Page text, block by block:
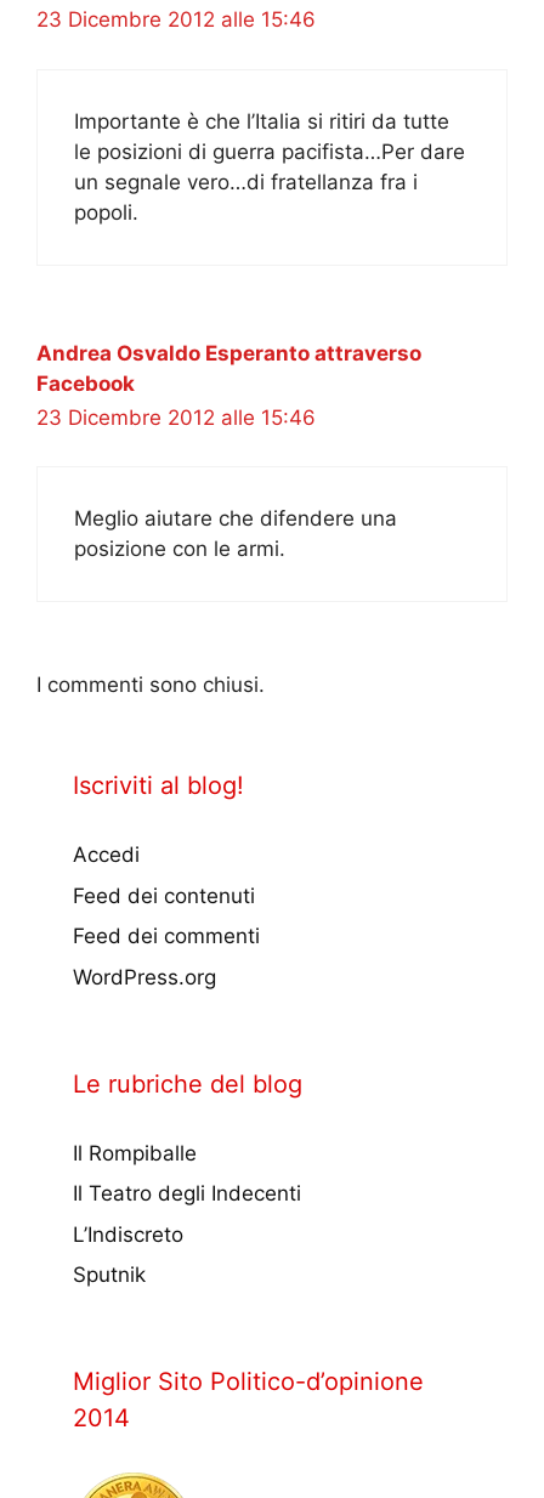
23 Dicembre 2012 alle 15:46
Importante è che l’Italia si ritiri da tutte
le posizioni di guerra pacifista…Per dare
un segnale vero…di fratellanza fra i
popoli.
Andrea Osvaldo Esperanto attraverso
Facebook
23 Dicembre 2012 alle 15:46
Meglio aiutare che difendere una
posizione con le armi.
I commenti sono chiusi.
Iscriviti al blog!
Accedi
Feed dei contenuti
Feed dei commenti
WordPress.org
Le rubriche del blog
Il Rompiballe
Il Teatro degli Indecenti
L’Indiscreto
Sputnik
Miglior Sito Politico-d’opinione
2014